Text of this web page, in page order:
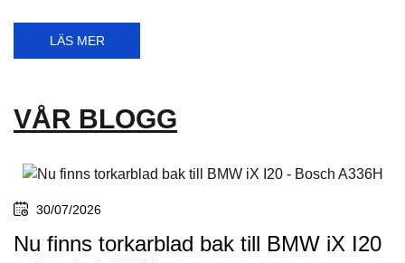
LÄS MER
VÅR BLOGG
30/07/2026
Nu finns torkarblad bak till BMW iX I20